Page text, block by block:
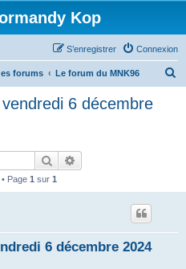
Kop
Connexion
S’enregistrer
forums Le forum du MNK96
6 décembre
Rechercher
Page 1 sur 1
6 décembre 2024